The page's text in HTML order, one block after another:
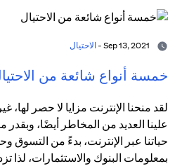
الاحتيال
خمسة أنواع شائعة من
لقد منحنا الإنترنت مزايا لا حصر
علينا العديد من المخاطر أيضًا،
حياتنا عبر الإنترنت، بدءً من التسوق
بمعلومات البنوك والاستثمارات، لذا